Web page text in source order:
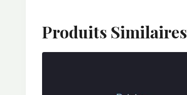
Produits Similaires